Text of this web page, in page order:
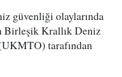
güvenliği olaylarında
Birleşik Krallık Deniz
tarafından